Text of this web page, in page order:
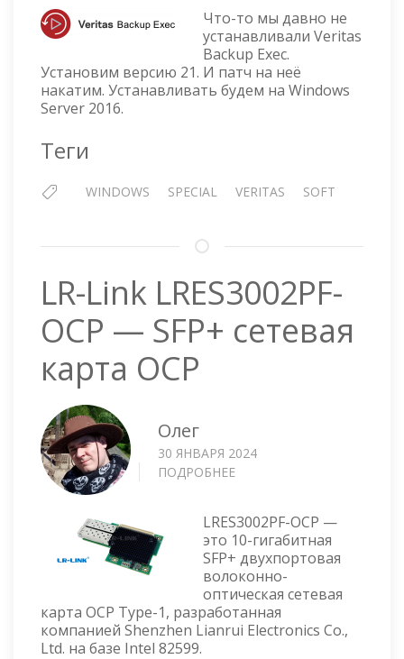
BACKUP
EXEC
21
Что-то мы давно не
устанавливали Veritas
Backup Exec.
Установим версию 21. И патч на неё
накатим. Устанавливать будем на Windows
Server 2016.
Теги
WINDOWS SPECIAL VERITAS SOFT
LR-Link LRES3002PF-
OCP — SFP+ сетевая
карта OCP
Олег
30 ЯНВАРЯ 2024
ПОДРОБНЕЕ
LRES3002PF-
OCP
—
SFP+
СЕТЕВАЯ
КАРТА
LRES3002PF-OCP —
это 10-гигабитная
SFP+ двухпортовая
волоконно-
оптическая сетевая
карта OCP Type-1, разработанная
компанией Shenzhen Lianrui Electronics Co.,
Ltd. на базе Intel 82599.